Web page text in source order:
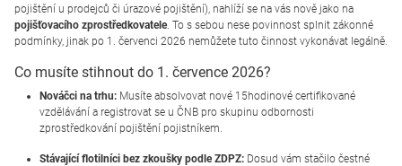
pojištění u prodejců či úrazové pojištění), nahlíží se na vás nově jako na
pojišťovacího zprostředkovatele. To s sebou nese povinnost splnit zákonné
podmínky, jinak po 1. červenci 2026 nemůžete tuto činnost vykonávat legálně.
Co musíte stihnout do 1. července 2026?
Nováčci na trhu: Musíte absolvovat nové 15hodinové certifikované
vzdělávání a registrovat se u ČNB pro skupinu odbornosti
zprostředkování pojištění pojistníkem.
Stávající flotilníci bez zkoušky podle ZDPZ: Dosud vám stačilo čestné